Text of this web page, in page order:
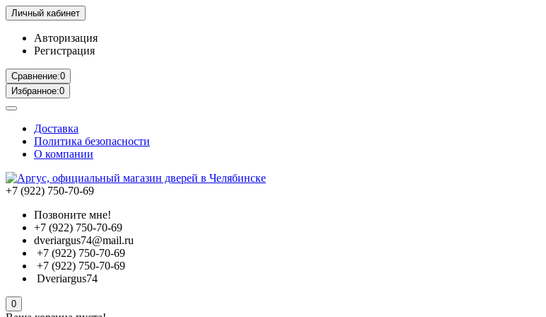
Личный кабинет
Авторизация
Регистрация
Сравнение:0
Избранное:0
Доставка
Политика безопасности
О компании
+7 (922) 750-70-69
Позвоните мне!
+7 (922) 750-70-69
dveriargus74@mail.ru
+7 (922) 750-70-69
+7 (922) 750-70-69
Dveriargus74
0